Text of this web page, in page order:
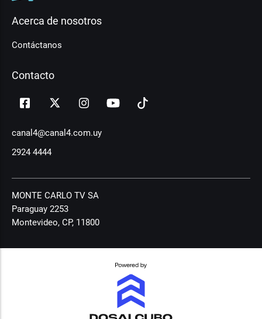
Acerca de nosotros
Contáctanos
Contacto
canal4@canal4.com.uy
2924 4444
MONTE CARLO TV SA
Paraguay 2253
Montevideo, CP, 11800